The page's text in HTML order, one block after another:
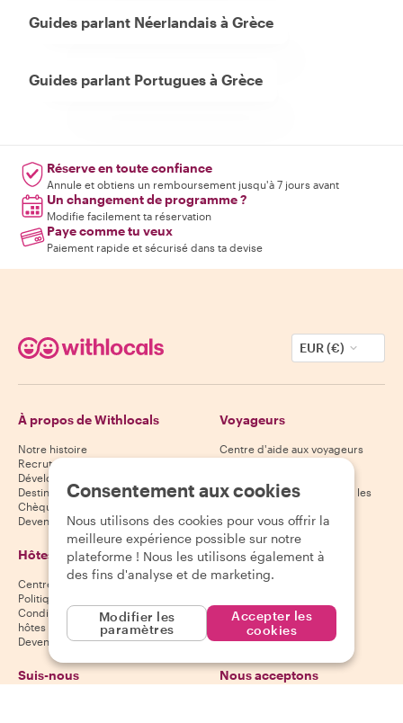
Guides parlant Néerlandais à Grèce
Guides parlant Portugues à Grèce
Réserve en toute confiance
Annule et obtiens un remboursement jusqu'à 7 jours avant
Un changement de programme ?
Modifie facilement ta réservation
Paye comme tu veux
Paiement rapide et sécurisé dans ta devise
EUR (€)
À propos de Withlocals
Notre histoire
Recrutement
Développement durable
Destinations
Chèques-cadeaux
Devenir partenaire
Voyageurs
Centre d'aide aux voyageurs
Politique d'annulation des
Conditions générales pour les
Hôtes
Centre d'aide aux hôtes
Politique d'annulation des hôtes
Conditions générales pour les
hôtes
Devenir hôte
Télécharge notre
application
Google Play Store
Suis-nous Nous acceptons
Consentement aux cookies
Nous utilisons des cookies pour vous offrir la
meilleure expérience possible sur notre
plateforme ! Nous les utilisons également à
des fins d'analyse et de marketing.
Modifier les
paramètres
Accepter les
cookies